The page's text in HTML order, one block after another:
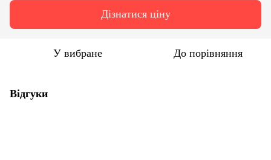
Дізнатися ціну
У вибране До порівняння
Відгуки